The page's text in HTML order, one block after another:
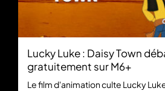
Lucky Luke : Daisy Town
gratuitement sur M6+
Le film d'animation culte Lucky